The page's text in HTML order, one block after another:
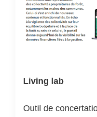
Living lab
Outil de